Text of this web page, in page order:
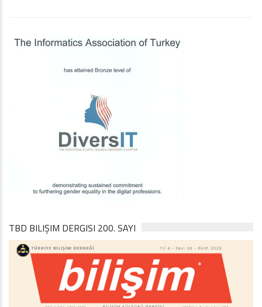
TBD BILIŞIM DERGISI 200. SAYI